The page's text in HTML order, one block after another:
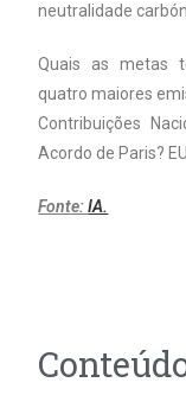
neutralidade
Quais as metas
quatro maiores
Contribuições
Acordo de Paris?
Fonte:IA.